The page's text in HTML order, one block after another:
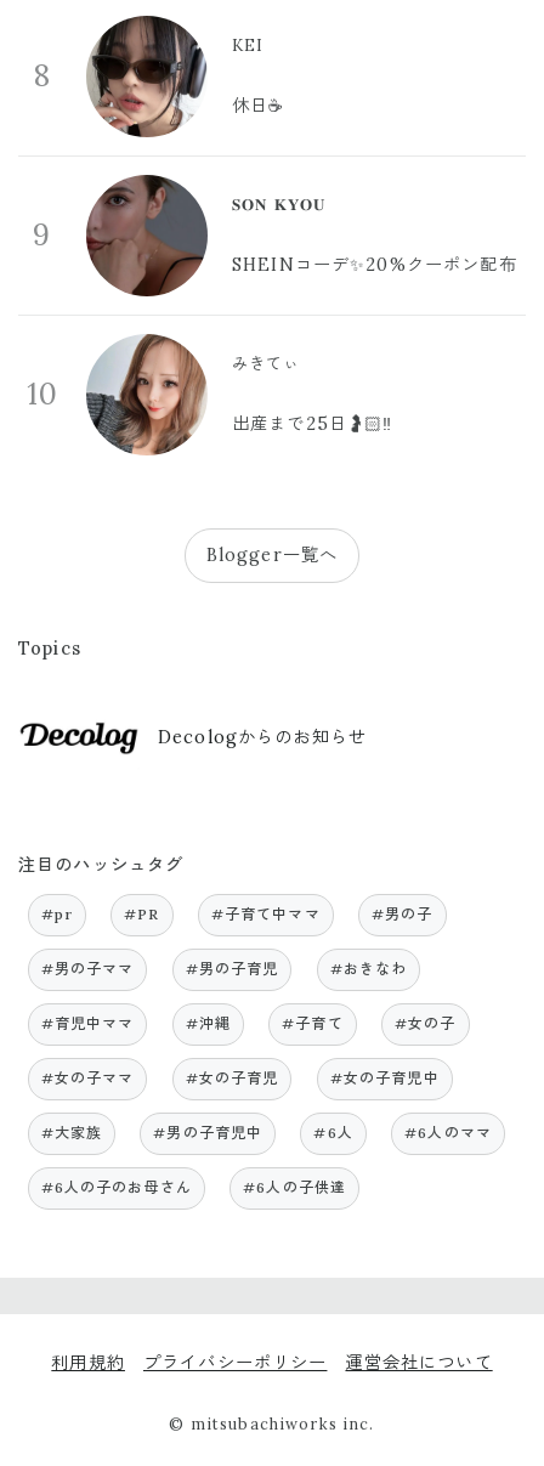
8
KEI
休日☕️
9
𝐒𝐎𝐍 𝐊𝐘𝐎𝐔
SHEINコーデ✨20%クーポン配布
10
みきてぃ
出産まで25日🤰🏻‼️
Blogger一覧へ
Topics
Decologからのお知らせ
注目のハッシュタグ
#pr #PR #子育て中ママ #男の子
#男の子ママ #男の子育児 #おきなわ
#育児中ママ #沖縄 #子育て #女の子
#女の子ママ #女の子育児 #女の子育児中
#大家族 #男の子育児中 #6人 #6人のママ
#6人の子のお母さん #6人の子供達
利用規約 プライバシーポリシー 運営会社について
© mitsubachiworks inc.